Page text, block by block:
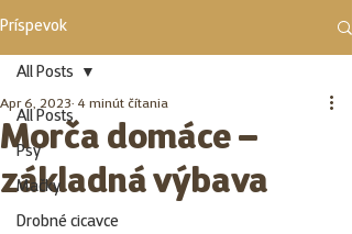
Príspevok
All Posts
Psy
Mačky
Drobné cicavce
All Posts
Morča domáce –
základná výbava
Apr 6, 2023 4 minút čítania